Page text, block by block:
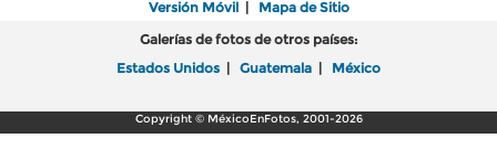
Versión Móvil| Mapa de Sitio
Galerías de fotos de otros países:
Estados Unidos | Guatemala | México
Copyright © MéxicoEnFotos, 2001-2026